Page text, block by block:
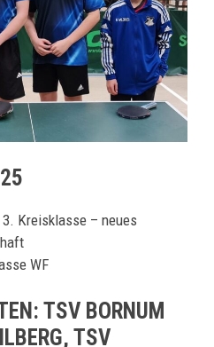
Kreisklasse – neues
WF
TSV BORNUM
TSV H